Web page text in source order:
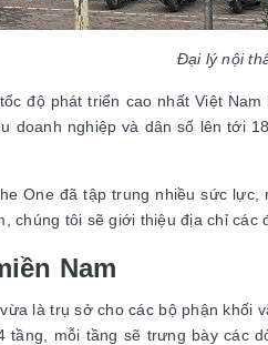
Đại lý nội
độ phát triển cao nhất Việt
doanh nghiệp và dân số lên tới
One đã tập trung nhiều sức
chúng tôi sẽ giới thiệu địa chỉ các
Nam
là trụ sở cho các bộ phận
tầng, mỗi tầng sẽ trưng bày các